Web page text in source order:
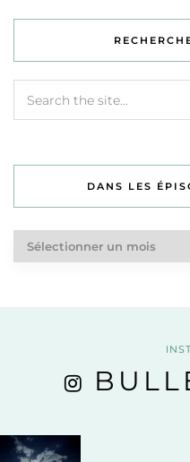
DANS LES
Dans
les